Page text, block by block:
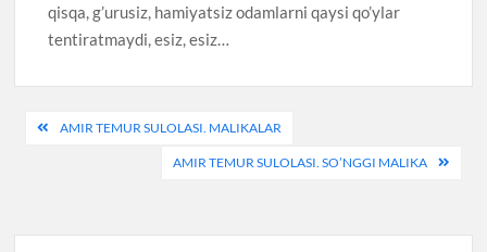
qisqa, g’urusiz, hamiyatsiz odamlarni qaysi qo’ylar
tentiratmaydi, esiz, esiz…
PostAMIR TEMUR SULOLASI. MALIKALAR
AMIR TEMUR SULOLASI. SO’NGGI MALIKA